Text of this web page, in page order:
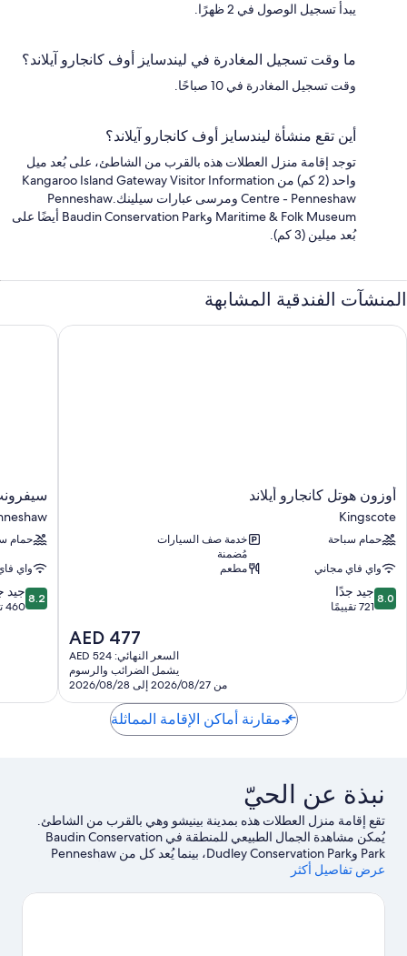
يبدأ تسجيل الوصول في 2 ظهرًا.
ما وقت تسجيل المغادرة في ليندسايز أوف كانجارو آيلاند؟
وقت تسجيل المغادرة في 10 صباحًا.
أين تقع منشأة ليندسايز أوف كانجارو آيلاند؟
توجد إقامة منزل العطلات هذه بالقرب من الشاطئ، على بُعد ميل
واحد (2 كم) من Kangaroo Island Gateway Visitor Information
Centre - Penneshaw ومرسى عبارات سيلينك.Penneshaw
Maritime & Folk Museum وBaudin Conservation Park أيضًا على
بُعد ميلين (3 كم).
المنشآت الفندقية المشابهة
أوزون
هوتل
كانجارو
أيلاند
أوزون هوتل كانجارو أيلاند
Kingscote
حمام سباحة
خدمة صف السيارات
مُضمنة
واي فاي مجاني
مطعم
8.0
من
8.0 جيد جدًا
721 تقييمًا
السعر
الحالي
هو
AED
477
AED 477
السعر النهائي: AED 524
يشمل الضرائب والرسوم
من 2026/08/27 إلى 2026/08/28
أوزون هوتل كانجارو أيلاند
هوتل
كانجارو
أيلاندحمام
واي
8.2
من
8.2 جيد
460 تقييمًا
سيفرونت
مقارنة أماكن الإقامة المماثلة
نبذة عن الحيّ
تقع إقامة منزل العطلات هذه بمدينة بينيشو وهي بالقرب من الشاطئ.
يُمكن مشاهدة الجمال الطبيعي للمنطقة في Baudin Conservation
Park وDudley Conservation Park، بينما يُعد كل من Penneshaw
أيضًا. اكتشف المغامرات المائية في المنطقة من خلال جولات بالقارب
عرض تفاصيل أكثر